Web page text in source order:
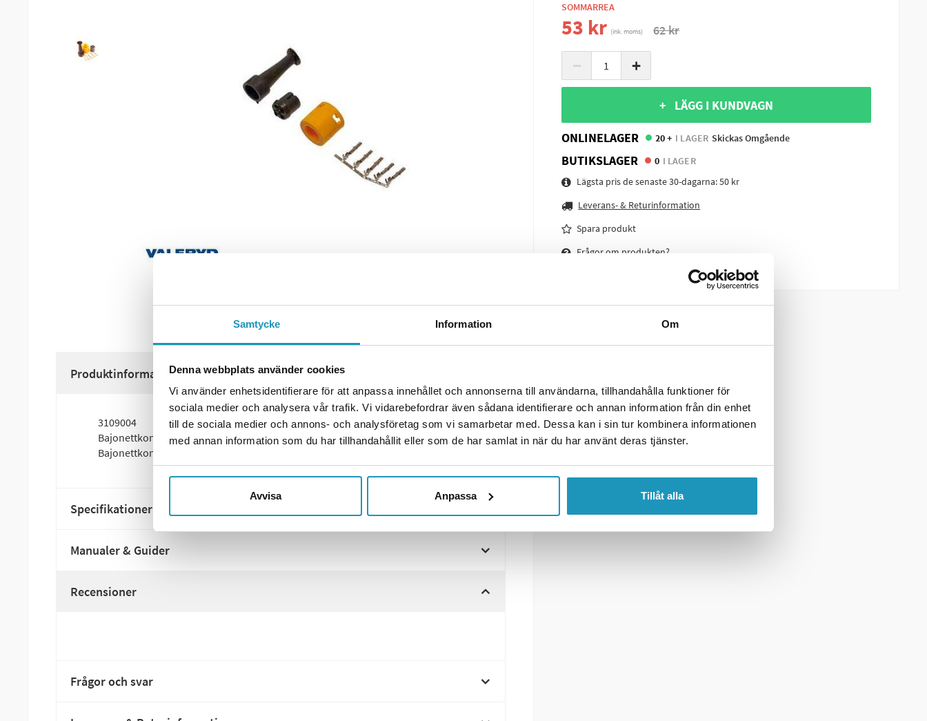
Samtycke Information Om
Denna webbplats använder cookies
Vi använder enhetsidentifierare för att anpassa innehållet och annonserna till användarna, tillhandahålla funktioner för
sociala medier och analysera vår trafik. Vi vidarebefordrar även sådana identifierare och annan information från din enhet
till de sociala medier och annons- och analysföretag som vi samarbetar med. Dessa kan i sin tur kombinera informationen
med annan information som du har tillhandahållit eller som de har samlat in när du har använt deras tjänster.
Avvisa Anpassa Tillåt alla
SOMMARREA
53 kr (ink. moms) 62 kr
− +
+ LÄGG I KUNDVAGN
ONLINELAGER 20 + I LAGER Skickas Omgående
BUTIKSLAGER 0 I LAGER
Lägsta pris de senaste 30-dagarna:50 kr
Leverans- & Returinformation
Spara produkt
Frågor om produkten?
Produktinformation
3109004
Bajonettkontakt 5-pol vänster/gul, invändig spårning
Bajonettkontakt 5-pol vänster/gul, invändig spårning för släpvagnsbelysning
Specifikationer
Manualer & Guider
Recensioner
Frågor och svar